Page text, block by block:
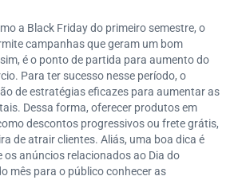
a Black Friday do primeiro semestre, o
campanhas que geram um bom
é o ponto de partida para aumento do
Para ter sucesso nesse período, o
de estratégias eficazes para aumentar as
Dessa forma, oferecer produtos em
descontos progressivos ou frete grátis,
de atrair clientes. Aliás, uma boa dica é
os anúncios relacionados ao Dia do
mês para o público conhecer as